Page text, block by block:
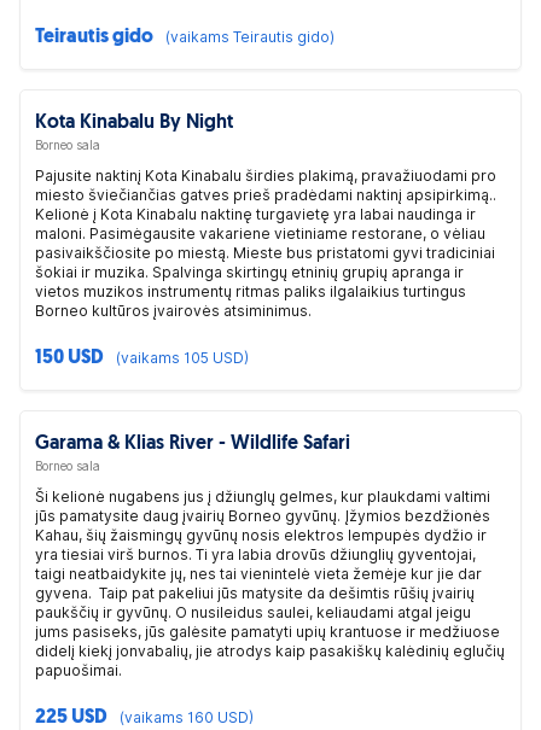
Teirautis gido (vaikams Teirautis gido)
Kota Kinabalu By Night
Borneo sala
Pajusite naktinį Kota Kinabalu širdies plakimą, pravažiuodami pro
miesto šviečiančias gatves prieš pradėdami naktinį apsipirkimą..
Kelionė į Kota Kinabalu naktinę turgavietę yra labai naudinga ir
maloni. Pasimėgausite vakariene vietiniame restorane, o vėliau
pasivaikščiosite po miestą. Mieste bus pristatomi gyvi tradiciniai
šokiai ir muzika. Spalvinga skirtingų etninių grupių apranga ir
vietos muzikos instrumentų ritmas paliks ilgalaikius turtingus
Borneo kultūros įvairovės atsiminimus.
150 USD (vaikams 105 USD)
Garama & Klias River - Wildlife Safari
Borneo sala
Ši kelionė nugabens jus į džiunglų gelmes, kur plaukdami valtimi
jūs pamatysite daug įvairių Borneo gyvūnų. Įžymios bezdžionės
Kahau, šių žaismingų gyvūnų nosis elektros lempupės dydžio ir
yra tiesiai virš burnos. Ti yra labia drovūs džiunglių gyventojai,
taigi neatbaidykite jų, nes tai vienintelė vieta žemėje kur jie dar
gyvena. Taip pat pakeliui jūs matysite da dešimtis rūšių įvairių
paukščių ir gyvūnų. O nusileidus saulei, keliaudami atgal jeigu
jums pasiseks, jūs galėsite pamatyti upių krantuose ir medžiuose
didelį kiekį jonvabalių, jie atrodys kaip pasakiškų kalėdinių eglučių
papuošimai.
225 USD (vaikams 160 USD)